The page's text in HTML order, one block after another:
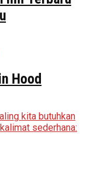
Hood